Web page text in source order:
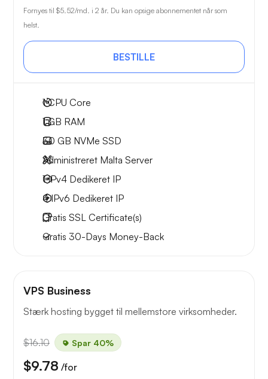
Fornyes til $5.52/md. i 2 år. Du kan opsige abonnementet når som
helst.
BESTILLE
1CPU Core
1 GB RAM
30 GB NVMe SSD
Administreret Malta Server
1 IPv4 Dedikeret IP
4 IPv6 Dedikeret IP
Gratis SSL Certificate(s)
Gratis 30-Days Money-Back
VPS Business
Stærk hosting bygget til mellemstore virksomheder.
$16.10 Spar 40%
$9.78 /for